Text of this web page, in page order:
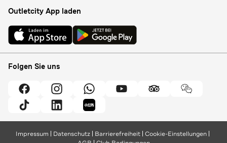
Outletcity App laden
Folgen Sie uns
Impressum Datenschutz Barrierefreiheit Cookie-Einstellungen